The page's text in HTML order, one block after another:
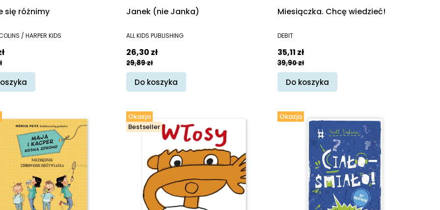
się różnimy
/ HARPER KIDS
Janek (nie Janka)
PRODUCENT
ALL KIDS PUBLISHING
Cena promocyjna
26,30 zł
29,89 zł
Do koszyka
Miesiączka. Chcę wiedzieć!
PRODUCENT
DEBIT
Cena promocyjna
35,11 zł
39,90 zł
Do koszyka
Okazja
Bestseller
Okazja